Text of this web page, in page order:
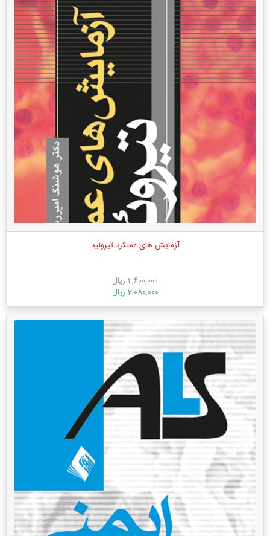
آزمایش های عملکرد تیروئید
2,600,000 ریال
2,080,000 ریال